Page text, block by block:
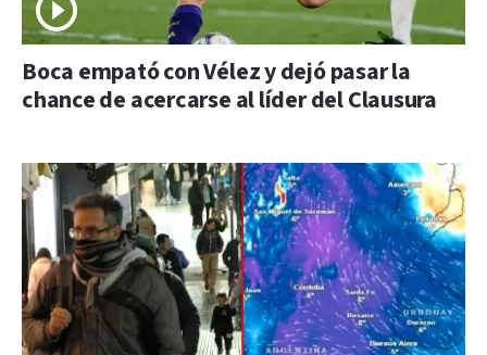
Boca empató con Vélez y dejó pasar la
chance de acercarse al líder del Clausura